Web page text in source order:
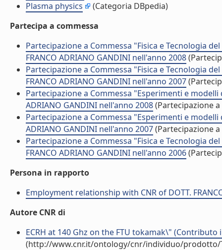
Plasma physics
(Categoria DBpedia)
Partecipa a commessa
Partecipazione a Commessa "Fisica e Tecnologia
FRANCO ADRIANO GANDINI nell'anno 2008
Partecipazione a Commessa "Fisica e Tecnologia
FRANCO ADRIANO GANDINI nell'anno 2007
Partecipazione a Commessa "Esperimenti e modelli
ADRIANO GANDINI nell'anno 2008(Partecipazione
Partecipazione a Commessa "Esperimenti e modelli
ADRIANO GANDINI nell'anno 2007(Partecipazione
Partecipazione a Commessa "Fisica e Tecnologia
FRANCO ADRIANO GANDINI nell'anno 2006
Persona in rapporto
Employment relationship with CNR of DOTT.
Autore CNR di
ECRH at 140 Ghz on the FTU tokamak\"
(http://www.cnr.it/ontology/cnr/individuo/prodotto/